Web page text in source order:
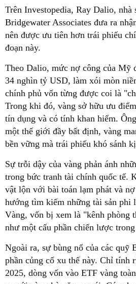
Trên Investopedia, Ray Dalio, nhà
Bridgewater Associates đưa ra
nên được ưu tiên hơn trái phiếu
đoạn này.
Theo Dalio, mức nợ công của Mỹ
34 nghìn tỷ USD, làm xói mòn
chính phủ vốn từng được coi là
Trong khi đó, vàng sở hữu ưu
tín dụng và có tính khan hiếm.
một thế giới đầy bất định, vàng
bền vững mà trái phiếu khó sánh
Sự trỗi dậy của vàng phản ánh
trong bức tranh tài chính quốc tế.
vật lộn với bài toán lạm phát và
hướng tìm kiếm những tài sản phi
Vàng, vốn bị xem là "kênh phòng
như một cấu phần chiến lược
Ngoài ra, sự bùng nổ của các quỹ
phần củng cố xu thế này. Chỉ tính
2025, dòng vốn vào ETF vàng